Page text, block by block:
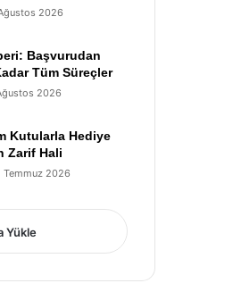
2026
Başvurudan
Tüm Süreçler
2026
Kutularla Hediye
Zarif Hali
Temmuz 2026
Yükle